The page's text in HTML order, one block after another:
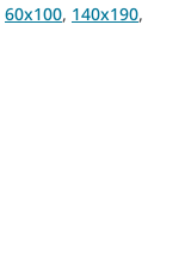
60x100, 140x190,